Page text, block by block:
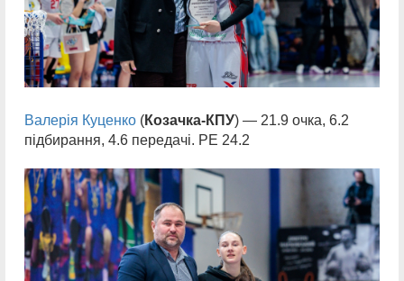
Валерія Куценко (Козачка-КПУ) — 21.9 очка, 6.2
підбирання, 4.6 передачі. РЕ 24.2